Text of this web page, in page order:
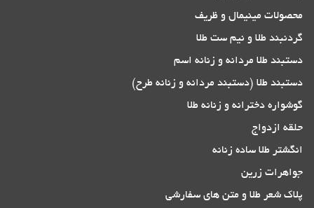
محصولات مینیمال و ظریف
گردنبند طلا و نیم ست طلا
دستبند طلا مردانه و زنانه اسم
دستبند طلا (دستبند مردانه و زنانه طرح)
گوشواره دخترانه و زنانه طلا
حلقه ازدواج
انگشتر طلا ساده زنانه
جواهرات زرین
پلاک شعر طلا و متن های سفارشی